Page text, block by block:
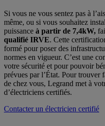
Si vous ne vous sentez pas à
même, ou si vous souhaitez
puissance à partir de 7,4kW,
qualifié IRVE. Cette
formé pour poser des
normes en vigueur. C’est une
votre sécurité et pour pouvoir
prévues par l’État. Pour trouver
de chez vous, Legrand met à
d’électriciens certifiés.
Contacter un électricien certifié